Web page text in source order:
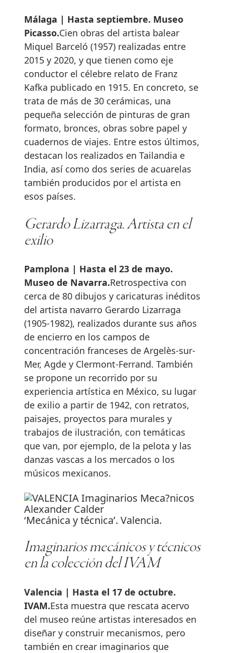
Málaga | Hasta septiembre. Museo
Picasso.Cien obras del artista balear
Miquel Barceló (1957) realizadas entre
2015 y 2020, y que tienen como eje
conductor el célebre relato de Franz
Kafka publicado en 1915. En concreto, se
trata de más de 30 cerámicas, una
pequeña selección de pinturas de gran
formato, bronces, obras sobre papel y
cuadernos de viajes. Entre estos últimos,
destacan los realizados en Tailandia e
India, así como dos series de acuarelas
también producidos por el artista en
esos países.
Gerardo Lizarraga. Artista en el
exilio
Pamplona | Hasta el 23 de mayo.
Museo de Navarra.Retrospectiva con
cerca de 80 dibujos y caricaturas inéditos
del artista navarro Gerardo Lizarraga
(1905-1982), realizados durante sus años
de encierro en los campos de
concentración franceses de Argelès-sur-
Mer, Agde y Clermont-Ferrand. También
se propone un recorrido por su
experiencia artística en México, su lugar
de exilio a partir de 1942, con retratos,
paisajes, proyectos para murales y
trabajos de ilustración, con temáticas
que van, por ejemplo, de la pelota y las
danzas vascas a los mercados o los
músicos mexicanos.
‘Mecánica y técnica’. Valencia.
Imaginarios mecánicos y técnicos
en la colección del IVAM
Valencia | Hasta el 17 de octubre.
IVAM.Esta muestra que rescata acervo
del museo reúne artistas interesados en
diseñar y construir mecanismos, pero
también en crear imaginarios que